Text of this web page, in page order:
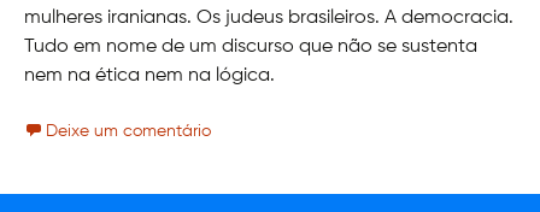
mulheres iranianas. Os judeus brasileiros. A democracia.
Tudo em nome de um discurso que não se sustenta
nem na ética nem na lógica.
Deixe um comentário